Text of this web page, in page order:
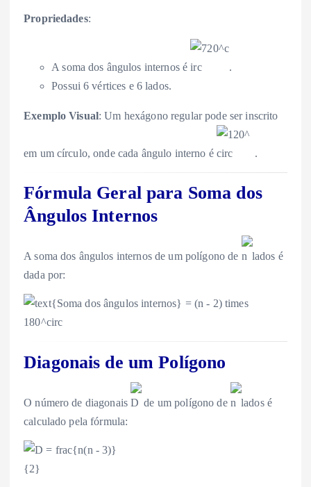
Propriedades:
A soma dos ângulos internos é
.
Possui 6 vértices e 6 lados.
Exemplo Visual: Um hexágono regular pode ser inscrito
em um círculo, onde cada ângulo interno é .
Fórmula Geral para Soma dos
Ângulos Internos
A soma dos ângulos internos de um polígono de
lados é
dada por:
Diagonais de um Polígono
O número de diagonais de um polígono de
lados é
calculado pela fórmula: